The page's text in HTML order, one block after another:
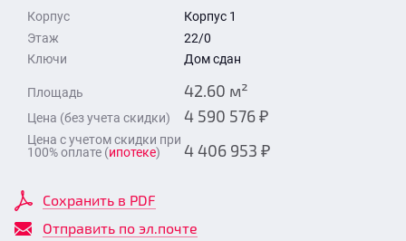
Корпус
Корпус 1
Этаж
22/0
Ключи
Дом сдан
Площадь 42.60 м²
Цена (без учета скидки) 4 590 576 ₽
Цена с учетом скидки при
100% оплате (ипотеке) 4 406 953 ₽
Сохранить в PDF
Отправить по эл.почте
Время для звонка
Отправить